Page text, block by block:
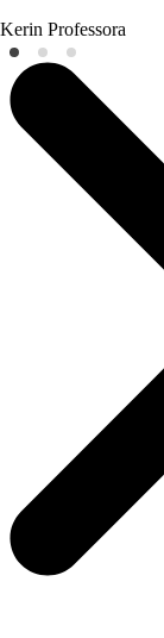
Kerin Professora